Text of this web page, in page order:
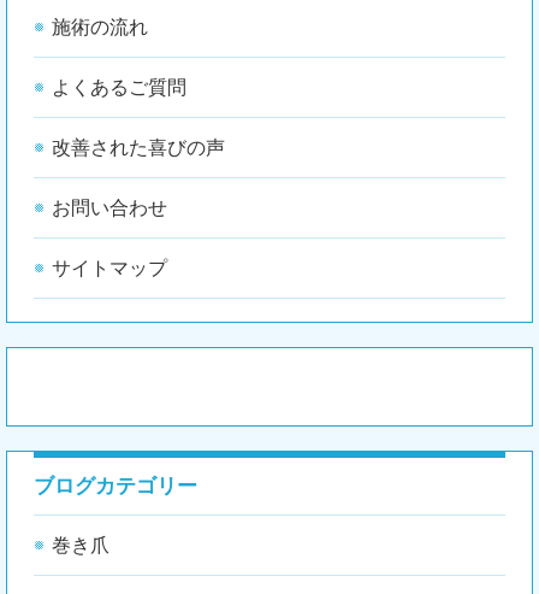
施術の流れ
よくあるご質問
改善された喜びの声
お問い合わせ
サイトマップ
ブログカテゴリー
巻き爪